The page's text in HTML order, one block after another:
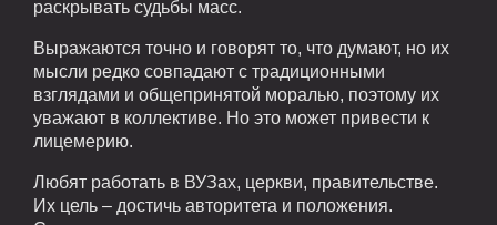
раскрывать судьбы масс.
Выражаются точно и говорят то, что думают, но их
мысли редко совпадают с традиционными
взглядами и общепринятой моралью, поэтому их
уважают в коллективе. Но это может привести к
лицемерию.
Любят работать в ВУЗах, церкви, правительстве.
Их цель – достичь авторитета и положения.